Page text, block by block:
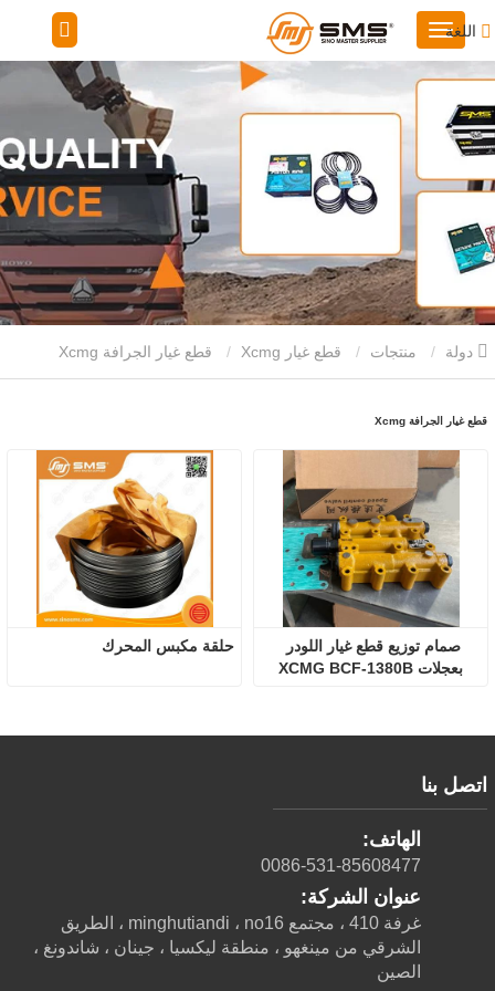
اللغة
منتجات قطع غيار Xcmg
قطع غيار الجرافة Xcmg
حلقة مكبس المحرك
بعجلات XCMG BCF-1380B
اتصل بنا
الهاتف:
0086-531-85608477
عنوان الشركة:
غرفة 410 ، مجتمع minghutiandi ، no16 ، الطريق
الشرقي من مينغهو ، منطقة ليكسيا ، جينان ، شاندونغ ،
الصين